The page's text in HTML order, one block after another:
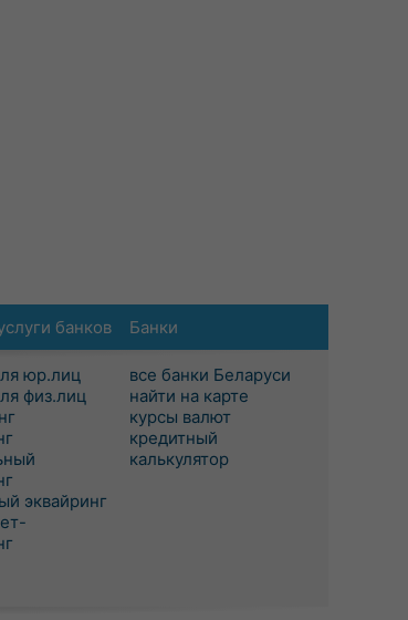
банков
юр.лиц
физ.лиц
эквайринг
Банки
все банки Беларуси
найти на карте
курсы валют
кредитный
калькулятор